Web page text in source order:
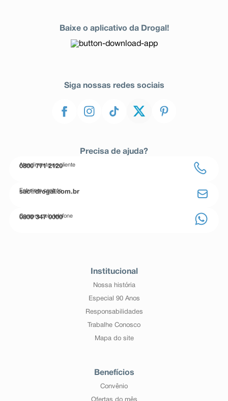
Baixe o aplicativo da Drogal!
Siga nossas redes sociais
Precisa de ajuda?
Atendimento ao cliente
0800 771 2120
Entre em contato
sac@drogal.com.br
Compre pelo telefone
0800 347 0000
Institucional
Nossa história
Especial 90 Anos
Responsabilidades
Trabalhe Conosco
Mapa do site
Benefícios
Convênio